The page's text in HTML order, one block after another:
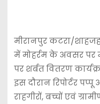
मीरानपुर कटरा/
में मोहर्रम के अवसर
पर शर्बत वितरण
इस दौरान रिपोर्टर
राहगीरों, बच्चों एवं